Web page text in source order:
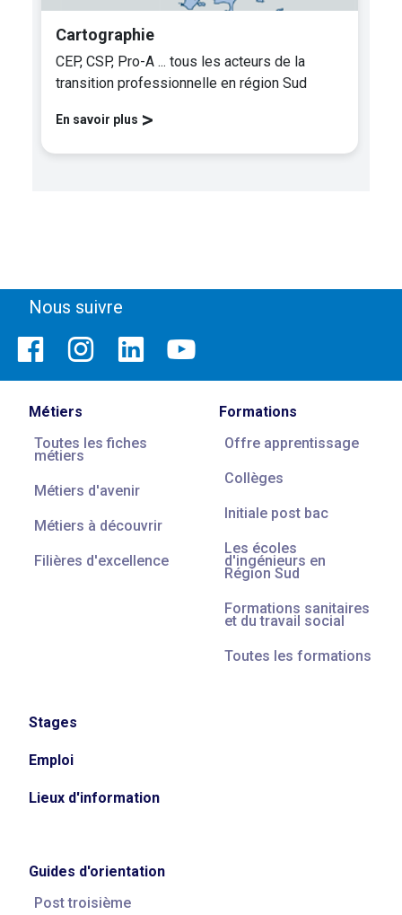
Cartographie
CEP, CSP, Pro-A ... tous les acteurs de la
transition professionnelle en région Sud
En savoir plus >
Nous suivre
Métiers
Toutes les fiches
métiers
Métiers d'avenir
Métiers à découvrir
Filières d'excellence
Formations
Offre apprentissage
Collèges
Initiale post bac
Les écoles
d'ingénieurs en
Région Sud
Formations sanitaires
et du travail social
Toutes les formations
Stages
Emploi
Lieux d'information
Guides d'orientation
Post troisième